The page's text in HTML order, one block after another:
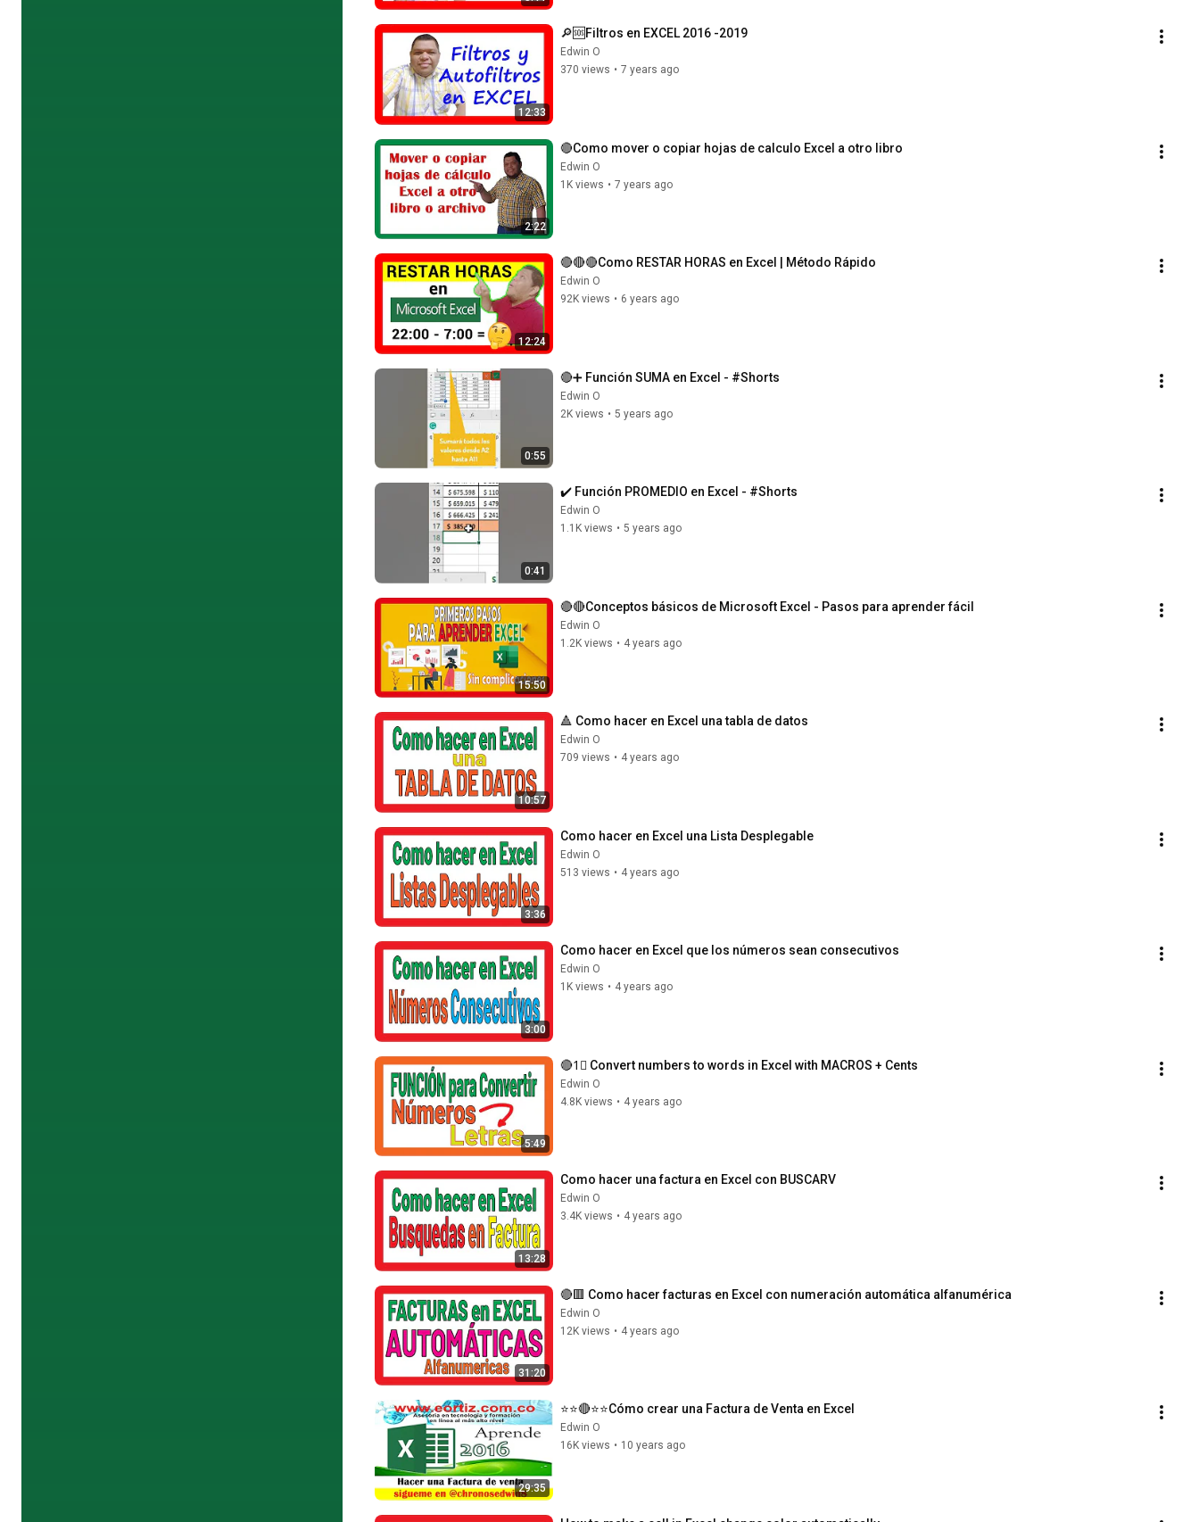
12:33
🔎🆘Filtros en EXCEL 2016 -2019
Edwin O
370 views • 7 years ago
2:22
🔴Como mover o copiar hojas de calculo Excel a otro libro
Edwin O
1K views • 7 years ago
12:24
🔴🔴🔴Como RESTAR HORAS en Excel | Método Rápido
Edwin O
92K views • 6 years ago
0:55
🔴➕ Función SUMA en Excel - #Shorts
Edwin O
2K views • 5 years ago
0:41
✔️ Función PROMEDIO en Excel - #Shorts
Edwin O
1.1K views • 5 years ago
15:50
🔴🔴Conceptos básicos de Microsoft Excel - Pasos para aprender fácil
Edwin O
1.2K views • 4 years ago
10:57
🔺 Como hacer en Excel una tabla de datos
Edwin O
709 views • 4 years ago
3:36
Como hacer en Excel una Lista Desplegable
Edwin O
513 views • 4 years ago
3:00
Como hacer en Excel que los números sean consecutivos
Edwin O
1K views • 4 years ago
5:49
🔴1⃣ Convert numbers to words in Excel with MACROS + Cents
Edwin O
4.8K views • 4 years ago
13:28
Como hacer una factura en Excel con BUSCARV
Edwin O
3.4K views • 4 years ago
31:20
🔴🟥 Como hacer facturas en Excel con numeración automática alfanumérica
Edwin O
12K views • 4 years ago
29:35
⭐⭐🔴⭐⭐Cómo crear una Factura de Venta en Excel
Edwin O
16K views • 10 years ago